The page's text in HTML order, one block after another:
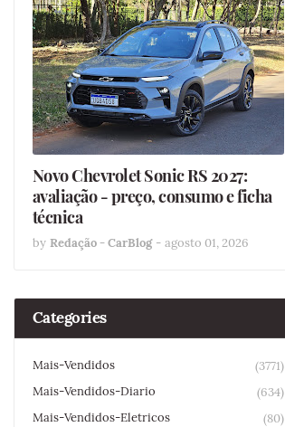
Novo Chevrolet Sonic RS 2027:
avaliação - preço, consumo e ficha
técnica
by Redação - CarBlog - agosto 01, 2026
Categories
Mais-Vendidos
(3771)
Mais-Vendidos-Diario
(634)
Mais-Vendidos-Eletricos
(80)